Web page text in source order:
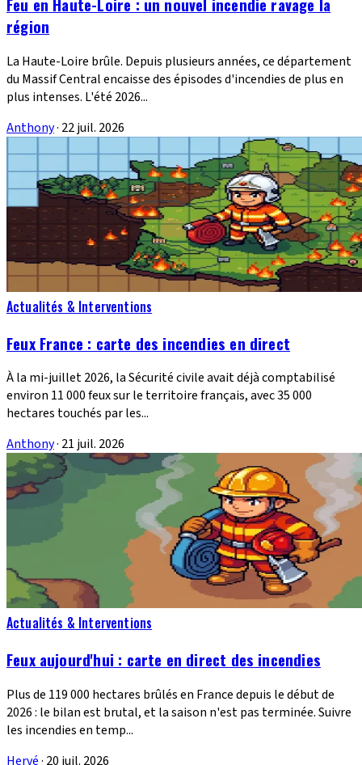
Feu en Haute-Loire : un nouvel incendie ravage la
région
La Haute-Loire brûle. Depuis plusieurs années, ce département
du Massif Central encaisse des épisodes d'incendies de plus en
plus intenses. L'été 2026...
Anthony· 22 juil. 2026
Actualités & Interventions
Feux France : carte des incendies en direct
À la mi-juillet 2026, la Sécurité civile avait déjà comptabilisé
environ 11 000 feux sur le territoire français, avec 35 000
hectares touchés par les...
Anthony· 21 juil. 2026
Actualités & Interventions
Feux aujourd'hui : carte en direct des incendies
Plus de 119 000 hectares brûlés en France depuis le début de
2026 : le bilan est brutal, et la saison n'est pas terminée. Suivre
les incendies en temp...
Hervé· 20 juil. 2026